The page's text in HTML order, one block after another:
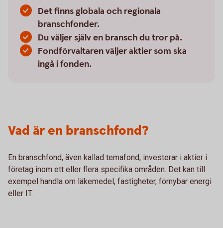
Det finns globala och regionala
branschfonder.
Du väljer själv en bransch du tror på.
Fondförvaltaren väljer aktier som ska
ingå i fonden.
Vad är en branschfond?
En branschfond, även kallad temafond, investerar i aktier i
företag inom ett eller flera specifika områden. Det kan till
exempel handla om läkemedel, fastigheter, förnybar energi
eller IT.